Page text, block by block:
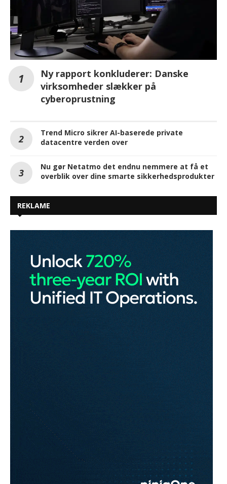
Ny rapport konkluderer: Danske
virksomheder slækker på
cyberoprustning
Trend Micro sikrer AI-baserede private
datacentre verden over
Nu gør Netatmo det endnu nemmere at få et
overblik over dine smarte sikkerhedsprodukter
REKLAME